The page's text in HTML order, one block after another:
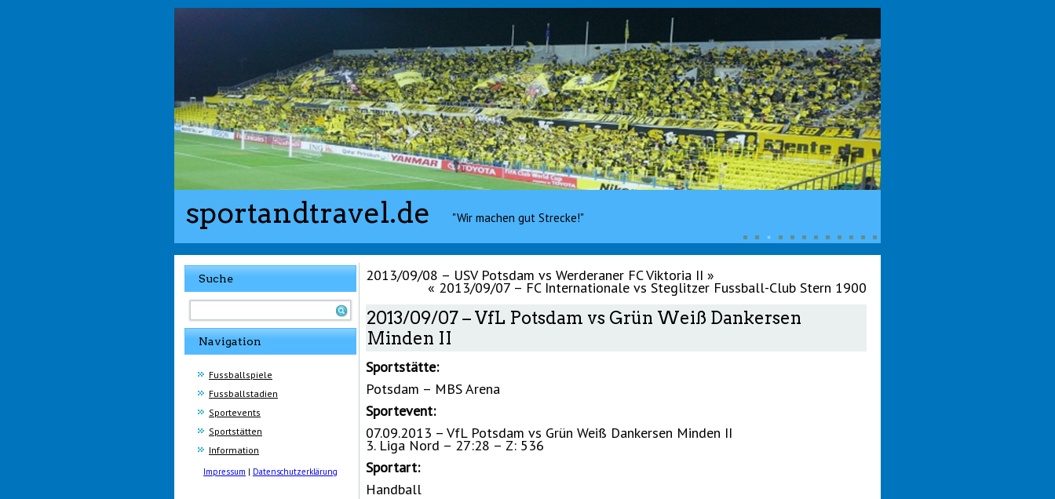
sportandtravel.de "Wir machen gut Strecke!"
Suche
Navigation
Fussballspiele
Fussballstadien
Sportevents
Sportstätten
Information
Impressum | Datenschutzerklärung
2013/09/08 – USV Potsdam vs Werderaner FC Viktoria II »
« 2013/09/07 – FC Internationale vs Steglitzer Fussball-Club Stern 1900
2013/09/07 – VfL Potsdam vs Grün Weiß Dankersen
Minden II
Sportstätte:
Potsdam – MBS Arena
Sportevent:
07.09.2013 – VfL Potsdam vs Grün Weiß Dankersen Minden II
3. Liga Nord – 27:28 – Z: 536
Sportart:
Handball